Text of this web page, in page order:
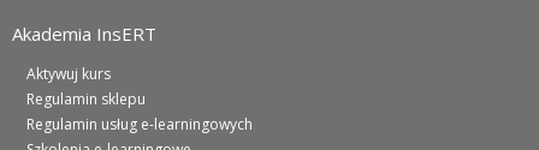
Akademia InsERT
Aktywuj kurs
Regulamin sklepu
Regulamin usług e-learningowych